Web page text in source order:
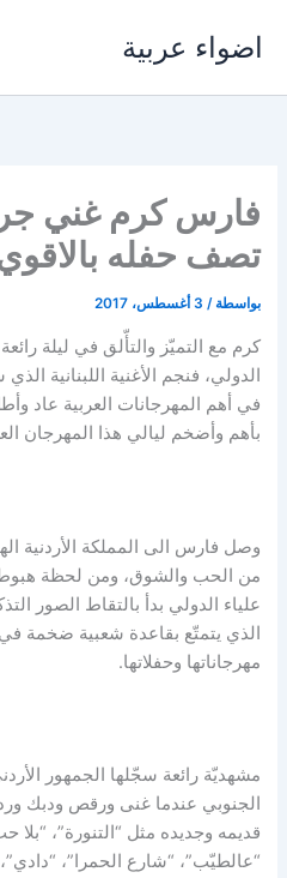
اضواء عربية
فارس كرم غني
تصف حفله
بواسطة / 3 أغسطس، 2017
كرم مع التميّز والتأّلق في ليلة
الدولي، فنجم الأغنية اللبنانية
في أهم المهرجانات العربية عاد
بأهم وأضخم ليالي هذا المهرجان
وصل فارس الى المملكة الأردنية
من الحب والشوق، ومن لحظة هبوط
علياء الدولي بدأ بالتقاط الصور
الذي يتمتّع بقاعدة شعبية ضخمة
مهرجاناتها وحفلاتها.
مشهديّة رائعة سجّلها الجمهور
الجنوبي عندما غنى ورقص ودبك
قديمه وجديده مثل “التنورة”، “بلا
“عالطيّب”، “شارع الحمرا”،